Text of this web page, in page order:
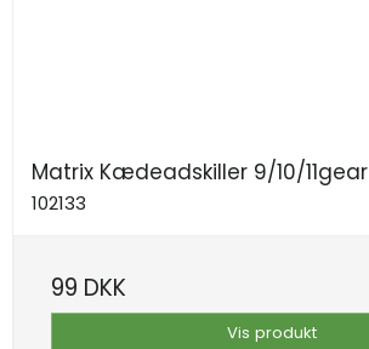
Matrix Kædeadskiller 9/10/11gear
102133
99 DKK
Vis produkt